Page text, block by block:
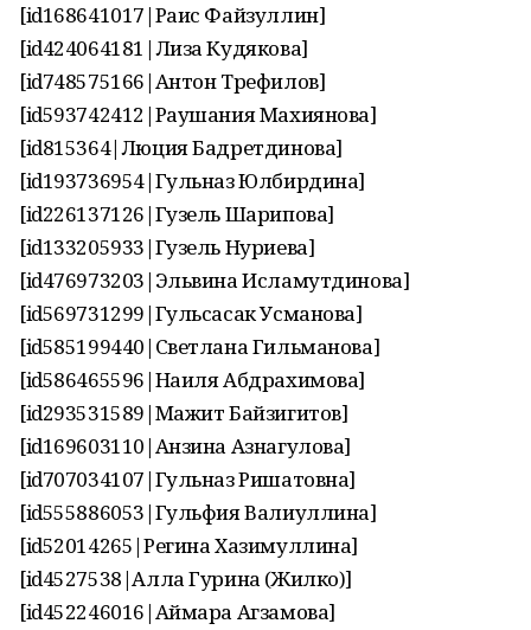
[id168641017|Раис Файзуллин]
[id424064181|Лиза Кудякова]
[id748575166|Антон Трефилов]
[id593742412|Раушания Махиянова]
[id815364|Люция Бадретдинова]
[id193736954|Гульназ Юлбирдина]
[id226137126|Гузель Шарипова]
[id133205933|Гузель Нуриева]
[id476973203|Эльвина Исламутдинова]
[id569731299|Гульсасак Усманова]
[id585199440|Светлана Гильманова]
[id586465596|Наиля Абдрахимова]
[id293531589|Мажит Байзигитов]
[id169603110|Анзина Азнагулова]
[id707034107|Гульназ Ришатовна]
[id555886053|Гульфия Валиуллина]
[id52014265|Регина Хазимуллина]
[id4527538|Алла Гурина (Жилко)]
[id452246016|Аймара Агзамова]